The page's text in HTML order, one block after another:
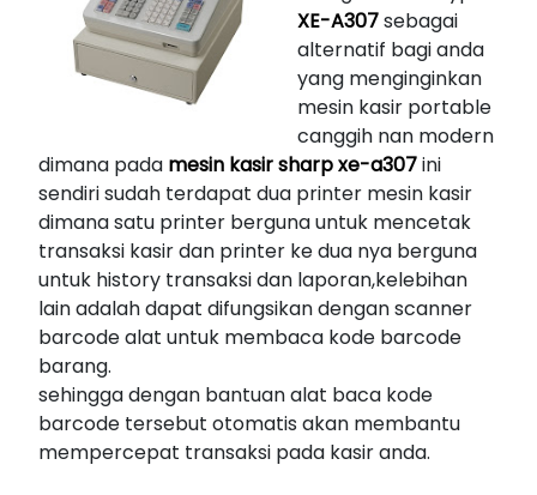
XE-A307sebagai
alternatif bagi anda
yang menginginkan
mesin kasir portable
canggih nan modern
dimana pada mesin kasir sharp xe-a307ini
sendiri sudah terdapat dua printer mesin kasir
dimana satu printer berguna untuk mencetak
transaksi kasir dan printer ke dua nya berguna
untuk history transaksi dan laporan,kelebihan
lain adalah dapat difungsikan dengan scanner
barcode alat untuk membaca kode barcode
barang.
sehingga dengan bantuan alat baca kode
barcode tersebut otomatis akan membantu
mempercepat transaksi pada kasir anda.